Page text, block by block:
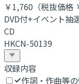
￥1,760 （税抜価格
DVD付+イベント抽
CD
HKCN-50139
収録内容
作詞・作曲等